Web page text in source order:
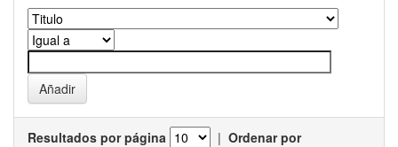
Resultados por página | Ordenar por